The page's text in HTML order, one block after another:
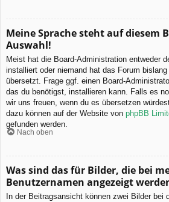
Meine Sprache steht auf diesem
Auswahl!
Meist hat die Board-Administration entweder
installiert oder niemand hat das Forum
übersetzt. Frage ggf. einen Board-
das du benötigst, installieren kann. Falls es
wir uns freuen, wenn du es übersetzen
dazu können auf der Website von phpBB
gefunden werden.
Nach oben
Was sind das für Bilder, die bei
Benutzernamen angezeigt
In der Beitragsansicht können zwei Bilder bei